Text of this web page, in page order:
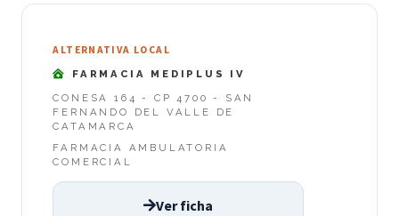
ALTERNATIVA LOCAL
FARMACIA MEDIPLUS IV
CONESA 164 - CP 4700 - SAN
FERNANDO DEL VALLE DE
CATAMARCA
FARMACIA AMBULATORIA
COMERCIAL
Ver ficha